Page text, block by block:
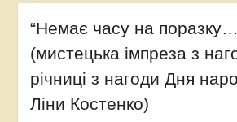
“Немає часу на
(мистецька імпреза з
річниці з нагоди Дня
Ліни Костенко)